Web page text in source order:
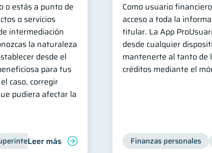
o estás a punto de
o servicios
intermediación
la naturaleza
desde el
para tus
caso, corregir
pudiera afectar la
de Bancos Entidad financiera
Leer más
Como usuario
acceso a toda la
titular. La App
desde cualquier
mantenerte al tanto de
créditos mediante el
Finanzas personales